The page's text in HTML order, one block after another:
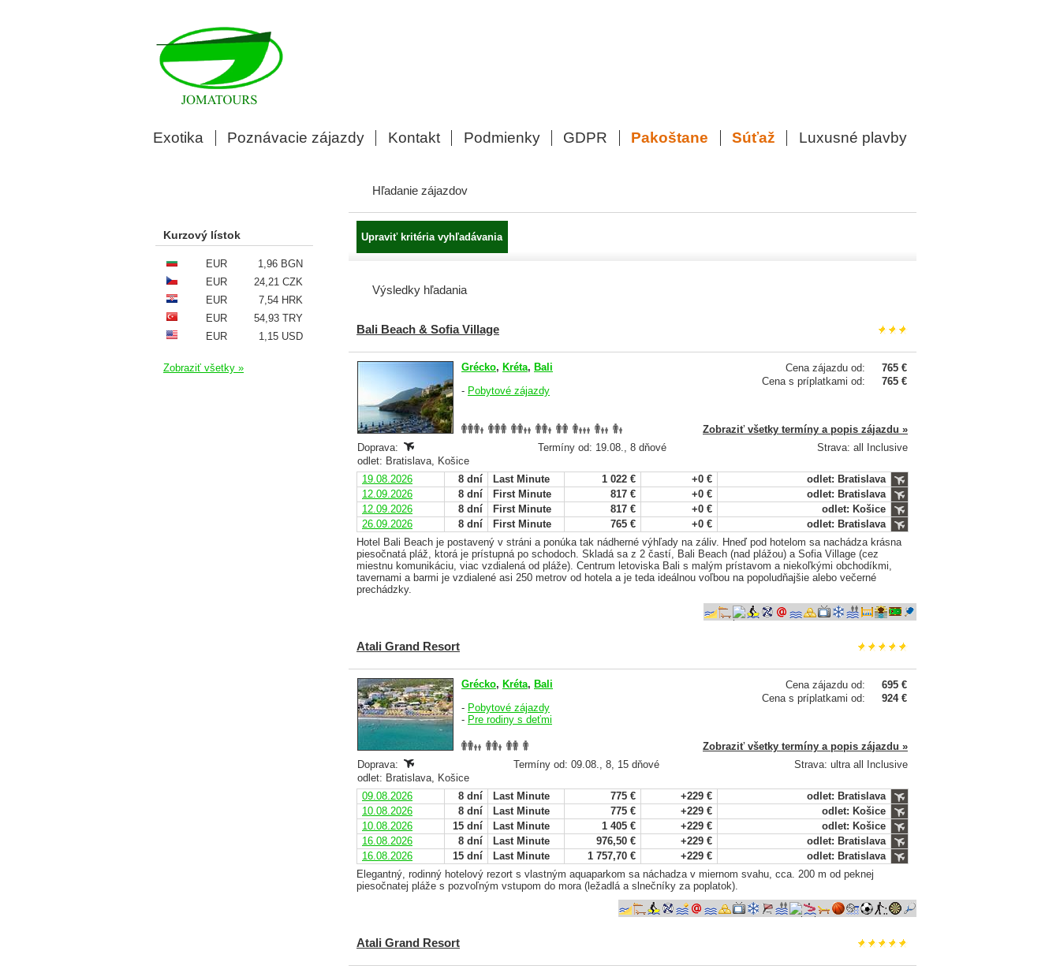
Exotika Poznávacie zájazdy Kontakt Podmienky GDPR Pakoštane Súťaž Luxusné plavby
Hľadanie zájazdov
Výsledky hľadania
Bali Beach & Sofia Village
Cena zájazdu od:
765 €
Cena s príplatkami od:
765 €
Grécko, Kréta, Bali
- Pobytové zájazdy
Zobraziť všetky termíny a popis zájazdu »
Doprava:
Termíny od: 19.08., 8 dňové
Strava: all Inclusive
odlet: Bratislava, Košice
19.08.2026
8 dní Last Minute 1 022 € +0 €
odlet: Bratislava
12.09.2026
8 dní First Minute 817 € +0 €
odlet: Bratislava
12.09.2026
8 dní First Minute 817 € +0 €
odlet: Košice
26.09.2026
8 dní First Minute 765 € +0 €
odlet: Bratislava
Hotel Bali Beach je postavený v stráni a ponúka tak nádherné výhľady na záliv. Hneď pod hotelom sa nachádza krásna
piesočnatá pláž, ktorá je prístupná po schodoch. Skladá sa z 2 častí, Bali Beach (nad plážou) a Sofia Village (cez
miestnu komunikáciu, viac vzdialená od pláže). Centrum letoviska Bali s malým prístavom a niekoľkými obchodíkmi,
tavernami a barmi je vzdialené asi 250 metrov od hotela a je teda ideálnou voľbou na popoludňajšie alebo večerné
prechádzky.
Atali Grand Resort
Cena zájazdu od:
695 €
Cena s príplatkami od:
924 €
Grécko, Kréta, Bali
- Pobytové zájazdy
- Pre rodiny s deťmi
Zobraziť všetky termíny a popis zájazdu »
Doprava:
Termíny od: 09.08., 8, 15 dňové
Strava: ultra all Inclusive
odlet: Bratislava, Košice
09.08.2026
8 dní Last Minute 775 € +229 €
odlet: Bratislava
10.08.2026
8 dní Last Minute 775 € +229 €
odlet: Košice
10.08.2026
15 dní Last Minute 1 405 € +229 €
odlet: Košice
16.08.2026
8 dní Last Minute 976,50 € +229 €
odlet: Bratislava
16.08.2026
15 dní Last Minute 1 757,70 € +229 €
odlet: Bratislava
Elegantný, rodinný hotelový rezort s vlastným aquaparkom sa náchadza v miernom svahu, cca. 200 m od peknej
piesočnatej pláže s pozvoľným vstupom do mora (ležadlá a slnečníky za poplatok).
Atali Grand Resort
Kurzový lístok
EUR
1,96 BGN
EUR
24,21 CZK
EUR
7,54 HRK
EUR
54,93 TRY
EUR
1,15 USD
Zobraziť všetky »